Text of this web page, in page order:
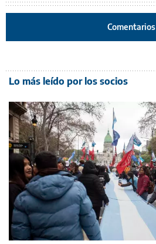
Comentarios
Lo más leído por los socios